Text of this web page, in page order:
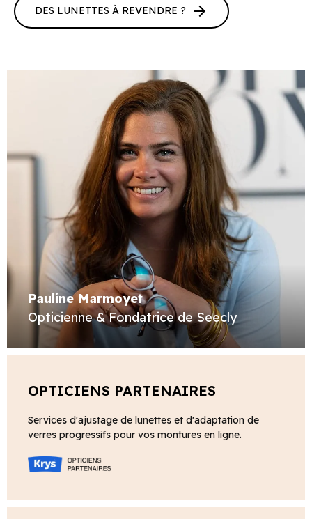
DES LUNETTES À REVENDRE ? arrow_forward
Pauline Marmoyet
Opticienne & Fondatrice de Seecly
OPTICIENS PARTENAIRES
Services d'ajustage de lunettes et d'adaptation de
verres progressifs pour vos montures en ligne.